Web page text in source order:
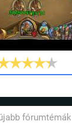
fórumtémák